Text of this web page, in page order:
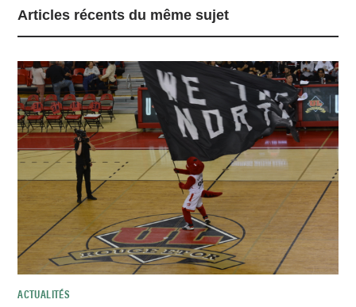
Articles récents du même sujet
ACTUALITÉS